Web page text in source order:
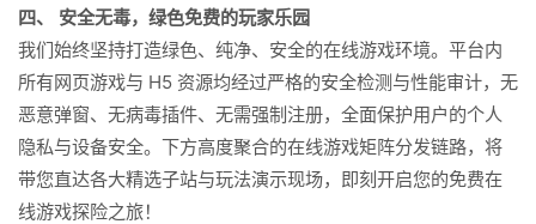
四、 安全无毒，绿色免费的玩家乐园
我们始终坚持打造绿色、纯净、安全的在线游戏环境。平台内
所有网页游戏与 H5 资源均经过严格的安全检测与性能审计，无
恶意弹窗、无病毒插件、无需强制注册，全面保护用户的个人
隐私与设备安全。下方高度聚合的在线游戏矩阵分发链路，将
带您直达各大精选子站与玩法演示现场，即刻开启您的免费在
线游戏探险之旅！